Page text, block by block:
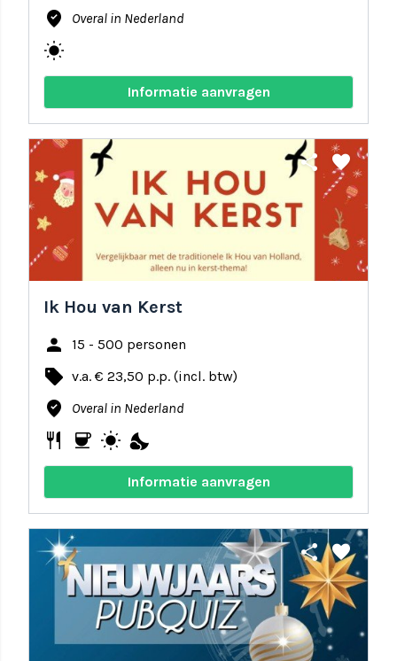
where_to_vote Overal in Nederland
wb_sunny
Informatie aanvragen
share favorite
Ik Hou van Kerst
person 15 - 500 personen
local_offer v.a. € 23,50 p.p. (incl. btw)
where_to_vote Overal in Nederland
restaurant coffee wb_sunny nights_stay
Informatie aanvragen
share favorite